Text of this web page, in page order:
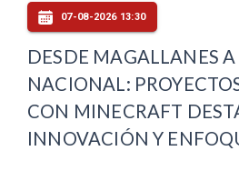
07-08-2026 13:30
DESDE MAGALLANES A
NACIONAL:
CON MINECRAFT
INNOVACIÓN Y